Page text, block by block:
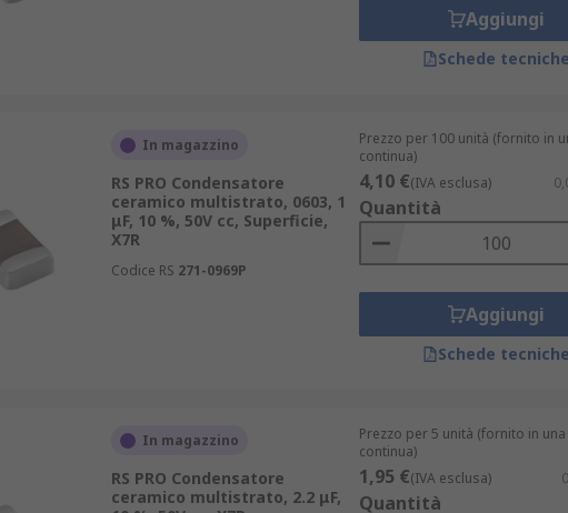
principali: Classe 1 e Classe 2.
con perdite ridotte. Offrono tensione, temperatura e frequenza più
che garantisce una migliore efficienza volumetrica.
per bypass, applicazioni di accoppiamento e
Aggiungi
Schede tecniche
In magazzino
RS PRO Condensatore
ceramico multistrato, 0603, 1
μF, 10 %, 50V cc, Superficie,
X7R
Codice RS 271-0969P
Prezzo per 100 unità (fornito in
continua)
4,10 €(IVA esclusa)
Quantità
Aggiungi
Schede tecniche
In magazzino
RS PRO Condensatore
ceramico multistrato, 2.2 μF,
Prezzo per 5 unità (fornito in
continua)
1,95 €(IVA esclusa)
Quantità